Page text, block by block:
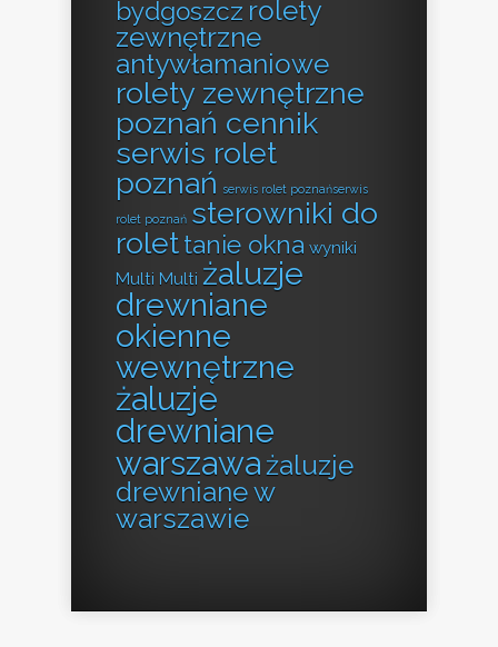
bydgoszcz rolety
zewnętrzne
antywłamaniowe
rolety zewnętrzne
poznań cennik
serwis rolet
poznań serwis rolet poznańserwis
rolet poznań sterowniki do
rolettanie okna wyniki
Multi Multi żaluzje
drewniane
okienne
wewnętrzne
żaluzje
drewniane
warszaważaluzje
drewniane w
warszawie